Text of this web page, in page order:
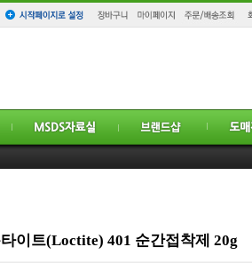
이트(Loctite) 401 순간접착제 20g